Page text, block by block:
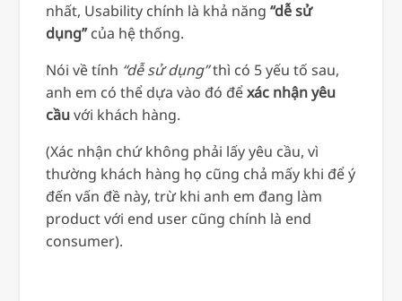
nhất, Usability chính là khả năng “dễ sử
dụng”của hệ thống.
Nói về tính “dễ sử dụng”thì có 5 yếu tố sau,
anh em có thể dựa vào đó đểxác nhận yêu
cầuvới khách hàng.
(Xác nhận chứ không phải lấy yêu cầu, vì
thường khách hàng họ cũng chả mấy khi để ý
đến vấn đề này, trừ khi anh em đang làm
product với end user cũng chính là end
consumer).